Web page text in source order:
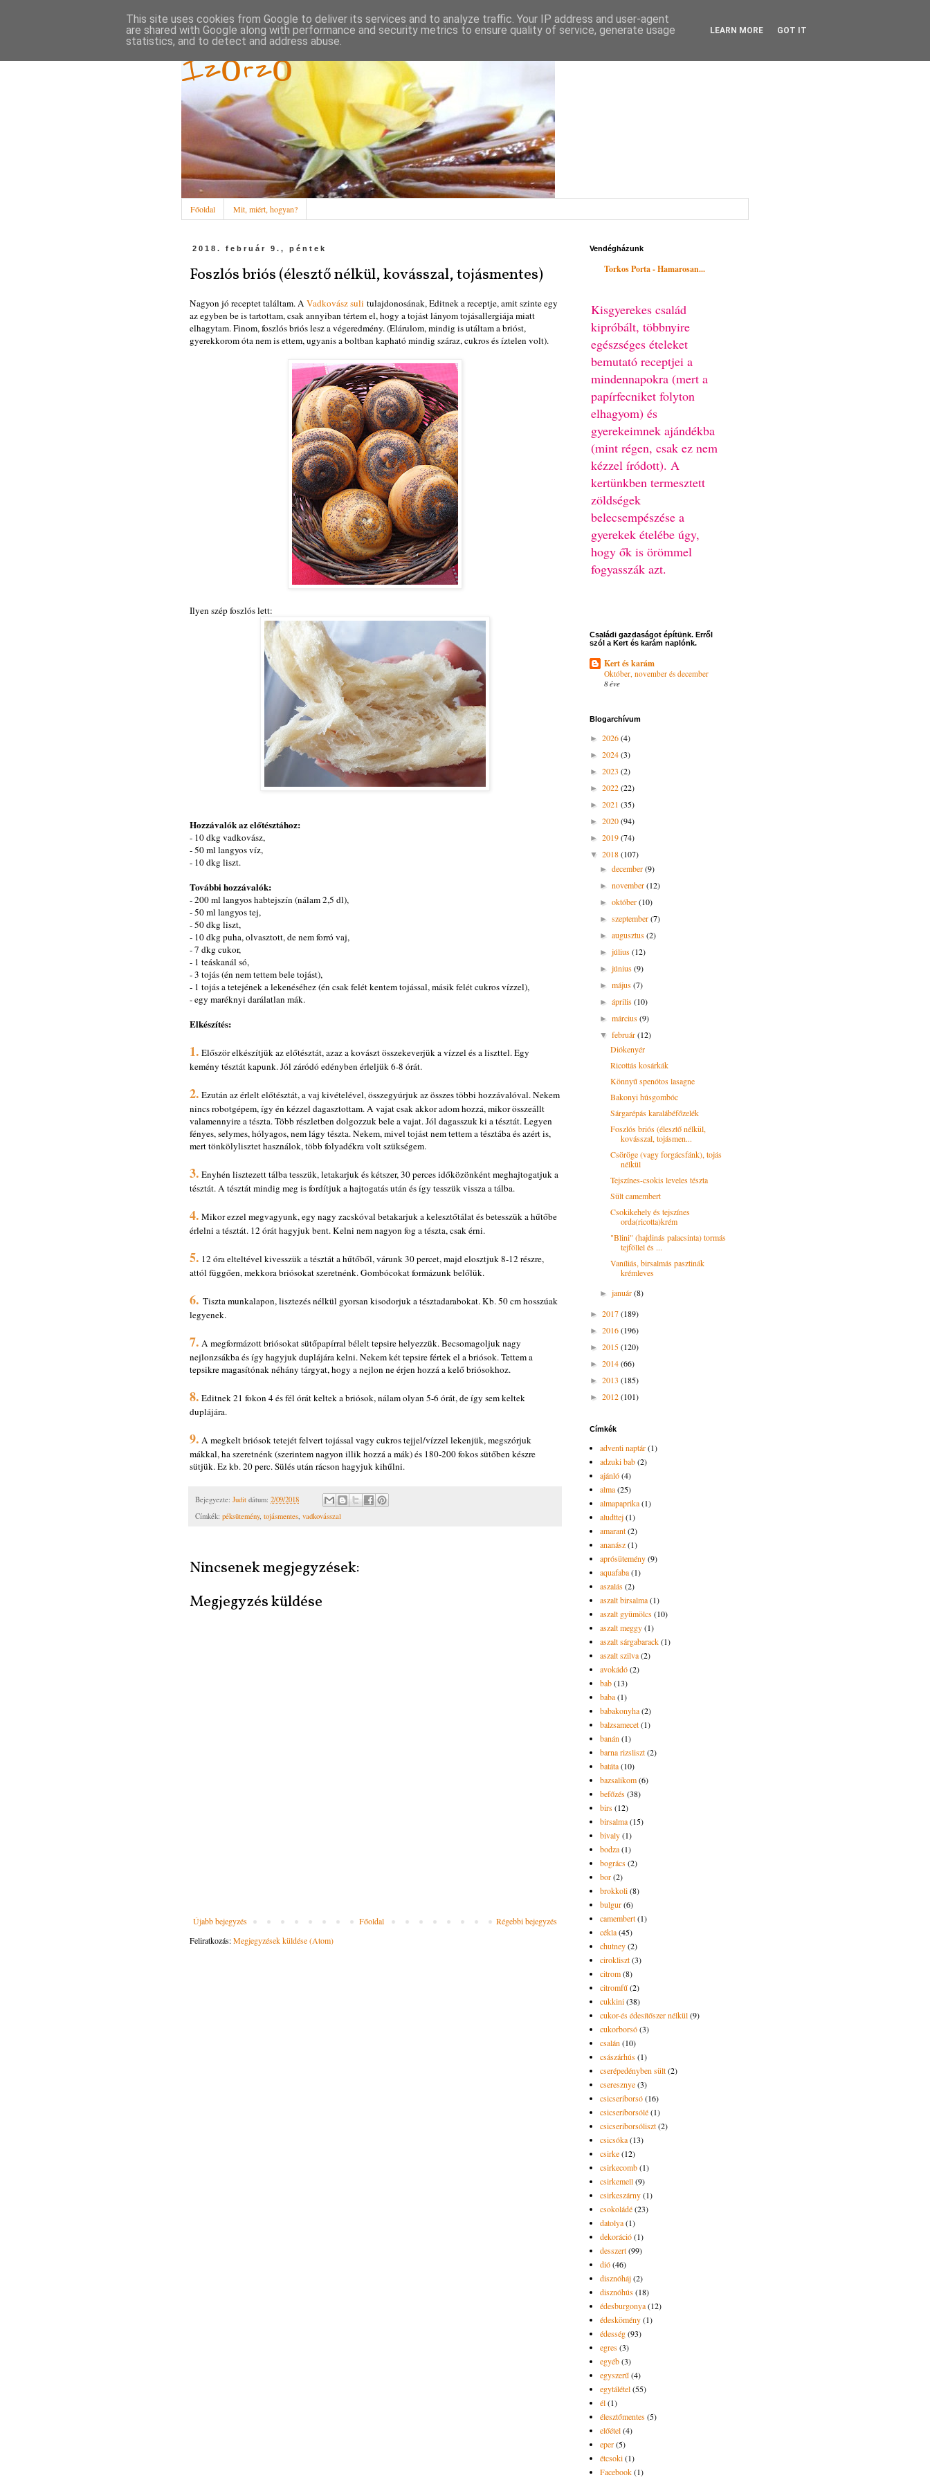
Ízőrző
Főoldal Mit, miért, hogyan?
2018. február 9., péntek
Foszlós briós (élesztő nélkül, kovásszal, tojásmentes)
Nagyon jó receptet találtam. A Vadkovász suli tulajdonosának, Editnek a receptje, amit szinte egy
az egyben be is tartottam, csak annyiban tértem el, hogy a tojást lányom tojásallergiája miatt
elhagytam. Finom, foszlós briós lesz a végeredmény. (Elárulom, mindig is utáltam a brióst,
gyerekkorom óta nem is ettem, ugyanis a boltban kapható mindig száraz, cukros és íztelen volt).
Ilyen szép foszlós lett:
Hozzávalók az előtésztához:
- 10 dkg vadkovász,
- 50 ml langyos víz,
- 10 dkg liszt.
További hozzávalók:
- 200 ml langyos habtejszín (nálam 2,5 dl),
- 50 ml langyos tej,
- 50 dkg liszt,
- 10 dkg puha, olvasztott, de nem forró vaj,
- 7 dkg cukor,
- 1 teáskanál só,
- 3 tojás (én nem tettem bele tojást),
- 1 tojás a tetejének a lekenéséhez (én csak felét kentem tojással, másik felét cukros vízzel),
- egy maréknyi darálatlan mák.
Elkészítés:
1. Először elkészítjük az előtésztát, azaz a kovászt összekeverjük a vízzel és a liszttel. Egy
kemény tésztát kapunk. Jól záródó edényben érleljük 6-8 órát.
2. Ezután az érlelt előtésztát, a vaj kivételével, összegyúrjuk az összes többi hozzávalóval. Nekem
nincs robotgépem, így én kézzel dagasztottam. A vajat csak akkor adom hozzá, mikor összeállt
valamennyire a tészta. Több részletben dolgozzuk bele a vajat. Jól dagasszuk ki a tésztát. Legyen
fényes, selymes, hólyagos, nem lágy tészta. Nekem, mivel tojást nem tettem a tésztába és azért is,
mert tönkölylisztet használok, több folyadékra volt szükségem.
3. Enyhén lisztezett tálba tesszük, letakarjuk és kétszer, 30 perces időközönként meghajtogatjuk a
tésztát. A tésztát mindig meg is fordítjuk a hajtogatás után és így tesszük vissza a tálba.
4. Mikor ezzel megvagyunk, egy nagy zacskóval betakarjuk a kelesztőtálat és betesszük a hűtőbe
érlelni a tésztát. 12 órát hagyjuk bent. Kelni nem nagyon fog a tészta, csak érni.
5. 12 óra elteltével kivesszük a tésztát a hűtőből, várunk 30 percet, majd elosztjuk 8-12 részre,
attól függően, mekkora briósokat szeretnénk. Gombócokat formázunk belőlük.
6. Tiszta munkalapon, lisztezés nélkül gyorsan kisodorjuk a tésztadarabokat. Kb. 50 cm hosszúak
legyenek.
7. A megformázott briósokat sütőpapírral bélelt tepsire helyezzük. Becsomagoljuk nagy
nejlonzsákba és így hagyjuk duplájára kelni. Nekem két tepsire fértek el a briósok. Tettem a
tepsikre magasítónak néhány tárgyat, hogy a nejlon ne érjen hozzá a kelő briósokhoz.
8. Editnek 21 fokon 4 és fél órát keltek a briósok, nálam olyan 5-6 órát, de így sem keltek
duplájára.
9. A megkelt briósok tetejét felvert tojással vagy cukros tejjel/vízzel lekenjük, megszórjuk
mákkal, ha szeretnénk (szerintem nagyon illik hozzá a mák) és 180-200 fokos sütőben készre
sütjük. Ez kb. 20 perc. Sülés után rácson hagyjuk kihűlni.
Bejegyezte: Judit dátum: 2/09/2018
Címkék: péksütemény, tojásmentes, vadkovásszal
Nincsenek megjegyzések:
Megjegyzés küldése
Újabb bejegyzés Régebbi bejegyzés
Főoldal
Feliratkozás:Megjegyzések küldése (Atom)
Vendégházunk
Torkos Porta - Hamarosan...
Kisgyerekes család
kipróbált, többnyire
egészséges ételeket
bemutató receptjei a
mindennapokra (mert a
papírfecniket folyton
elhagyom) és
gyerekeimnek ajándékba
(mint régen, csak ez nem
kézzel íródott). A
kertünkben termesztett
zöldségek
belecsempészése a
gyerekek ételébe úgy,
hogy ők is örömmel
fogyasszák azt.
Családi gazdaságot építünk. Erről
szól a Kert és karám naplónk.
Kert és karám
Október, november és december
8 éve
Blogarchívum
► 2026(4)
► 2024(3)
► 2023 (2)
► 2022(22)
► 2021 (35)
► 2020(94)
► 2019(74)
▼ 2018(107)
►december(9)
►november(12)
►október(10)
►szeptember(7)
►augusztus(2)
►július(12)
►június(9)
►május(7)
►április(10)
►március(9)
▼február(12)
Diókenyér
Ricottás kosárkák
Könnyű spenótos lasagne
Bakonyi húsgombóc
Sárgarépás karalábéfőzelék
Foszlós briós (élesztő nélkül,
kovásszal, tojásmen...
Csöröge (vagy forgácsfánk), tojás
nélkül
Tejszínes-csokis leveles tészta
Sült camembert
Csokikehely és tejszínes
orda(ricotta)krém
"Blini" (hajdinás palacsinta) tormás
tejföllel és ...
Vaníliás, birsalmás pasztinák
krémleves
►január(8)
► 2017(189)
► 2016(196)
► 2015(120)
► 2014(66)
► 2013 (185)
► 2012(101)
Címkék
adventi naptár(1)
adzuki bab(2)
ajánló(4)
alma(25)
almapaprika(1)
aludttej(1)
amarant(2)
ananász(1)
aprósütemény(9)
aquafaba(1)
aszalás(2)
aszalt birsalma(1)
aszalt gyümölcs(10)
aszalt meggy(1)
aszalt sárgabarack(1)
aszalt szilva(2)
avokádó(2)
bab(13)
baba(1)
babakonyha(2)
balzsamecet(1)
banán(1)
barna rizsliszt(2)
batáta(10)
bazsalikom(6)
befőzés(38)
birs(12)
birsalma(15)
bivaly(1)
bodza(1)
bogrács(2)
bor(2)
brokkoli(8)
bulgur(6)
camembert(1)
cékla(45)
chutney(2)
cirokliszt(3)
citrom(8)
citromfű(2)
cukkini(38)
cukor-és édesítőszer nélkül(9)
cukorborsó(3)
csalán(10)
császárhús(1)
cserépedényben sült(2)
cseresznye(3)
csicseriborsó(16)
csicseriborsólé(1)
csicseriborsóliszt(2)
csicsóka(13)
csirke(12)
csirkecomb(1)
csirkemell(9)
csirkeszárny(1)
csokoládé(23)
datolya(1)
dekoráció(1)
desszert(99)
dió(46)
disznóháj(2)
disznóhús(18)
édesburgonya(12)
édeskömény(1)
édesség(93)
egres(3)
egyéb(3)
egyszerű(4)
egytálétel(55)
él(1)
élesztőmentes(5)
előétel(4)
eper(5)
étcsoki(1)
Facebook(1)
This site uses cookies from Google to deliver its services and to analyze traffic. Your IP address and user-agent
are shared with Google along with performance and security metrics to ensure quality of service, generate usage
statistics, and to detect and address abuse.
LEARN MORE GOT IT